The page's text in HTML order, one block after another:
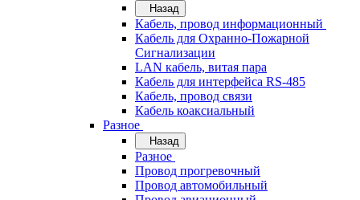
Назад
Кабель, провод информационный
Кабель для Охранно-Пожарной
Сигнализации
LAN кабель, витая пара
Кабель для интерфейса RS-485
Кабель, провод связи
Кабель коаксиальный
Разное
Назад
Разное
Провод прогревочный
Провод автомобильный